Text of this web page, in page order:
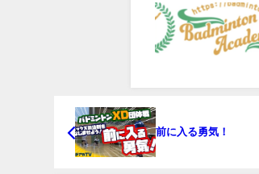
前に入る勇気！